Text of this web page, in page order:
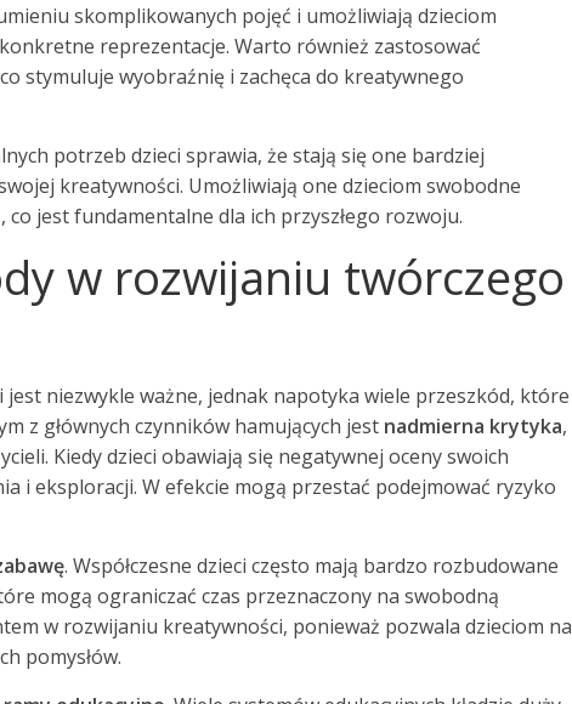
skomplikowanych pojęć i umożliwiają dzieciom
reprezentacje. Warto również zastosować
stymuluje wyobraźnię i zachęca do kreatywnego
potrzeb dzieci sprawia, że stają się one bardziej
kreatywności. Umożliwiają one dzieciom swobodne
jest fundamentalne dla ich przyszłego rozwoju.
w rozwijaniu twórczego
jest niezwykle ważne, jednak napotyka wiele przeszkód, które
z głównych czynników hamujących jest nadmierna krytyka,
Kiedy dzieci obawiają się negatywnej oceny swoich
i eksploracji. W efekcie mogą przestać podejmować ryzyko
. Współczesne dzieci często mają bardzo rozbudowane
mogą ograniczać czas przeznaczony na swobodną
w rozwijaniu kreatywności, ponieważ pozwala dzieciom na
pomysłów.